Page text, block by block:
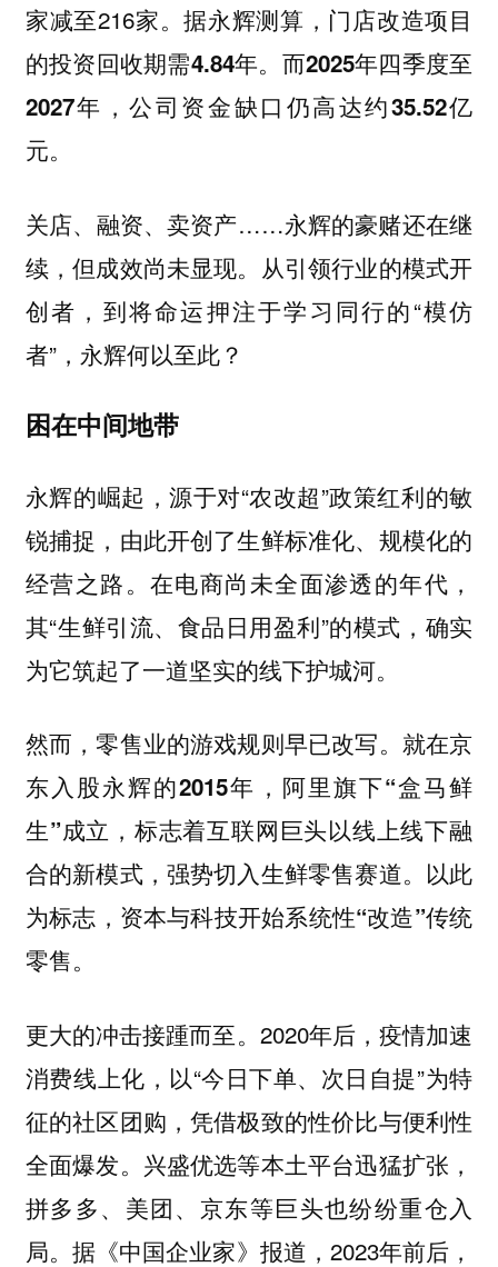
家减至216家。据永辉测算，门店改造项目
的投资回收期需4.84年。而2025年四季度至
2027年，公司资金缺口仍高达约35.52亿
元。
关店、融资、卖资产……永辉的豪赌还在继
续，但成效尚未显现。从引领行业的模式开
创者，到将命运押注于学习同行的“模仿
者”，永辉何以至此？
困在中间地带
永辉的崛起，源于对“农改超”政策红利的敏
锐捕捉，由此开创了生鲜标准化、规模化的
经营之路。在电商尚未全面渗透的年代，
其“生鲜引流、食品日用盈利”的模式，确实
为它筑起了一道坚实的线下护城河。
然而，零售业的游戏规则早已改写。就在京
东入股永辉的2015年，阿里旗下“盒马鲜
生”成立，标志着互联网巨头以线上线下融
合的新模式，强势切入生鲜零售赛道。以此
为标志，资本与科技开始系统性“改造”传统
零售。
更大的冲击接踵而至。2020年后，疫情加速
消费线上化，以“今日下单、次日自提”为特
征的社区团购，凭借极致的性价比与便利性
全面爆发。兴盛优选等本土平台迅猛扩张，
拼多多、美团、京东等巨头也纷纷重仓入
局。据《中国企业家》报道，2023年前后，